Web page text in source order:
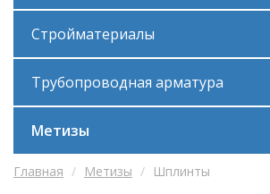
Стройматериалы
Трубопроводная арматура
Метизы
Главная Метизы Шплинты